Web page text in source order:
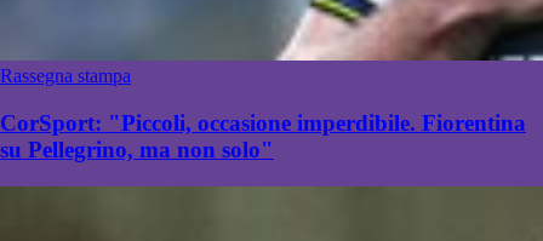
Rassegna stampa
CorSport: "Piccoli, occasione imperdibile. Fiorentina
su Pellegrino, ma non solo"